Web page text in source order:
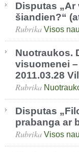
Disputas
šiandien?“
Rubrika Visos
Nuotraukos.
visuomenei
2011.03.28
Rubrika
Disputas
prabanga ar
Rubrika Visos